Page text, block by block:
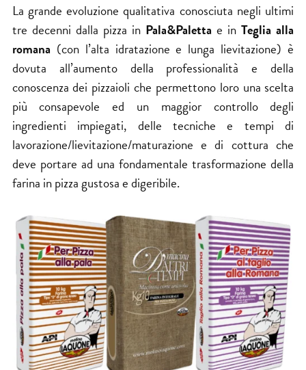
La grande evoluzione qualitativa conosciuta negli ultimi
tre decenni dalla pizza in Pala&Paletta e inTeglia alla
romana (con l’alta idratazione e lunga lievitazione) è
dovuta all’aumento della professionalità e della
conoscenza dei pizzaioli che permettono loro una scelta
più consapevole ed un maggior controllo degli
ingredienti impiegati, delle tecniche e tempi di
lavorazione/lievitazione/maturazione e di cottura che
deve portare ad una fondamentale trasformazione della
farina in pizza gustosa e digeribile.